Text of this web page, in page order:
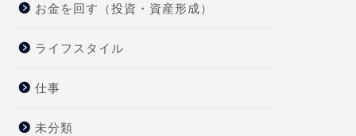
お金を回す（投資・資産形成）
ライフスタイル
仕事
未分類